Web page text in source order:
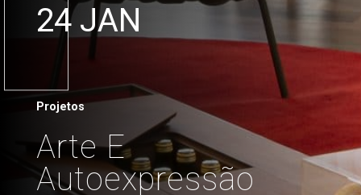
24 JAN
Projetos
Arte E
Autoexpressão